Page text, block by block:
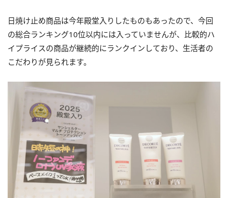
日焼け止め商品は今年殿堂入りしたものもあったので、今回
の総合ランキング10位以内には入っていませんが、比較的ハ
イプライスの商品が継続的にランクインしており、生活者の
こだわりが見られます。